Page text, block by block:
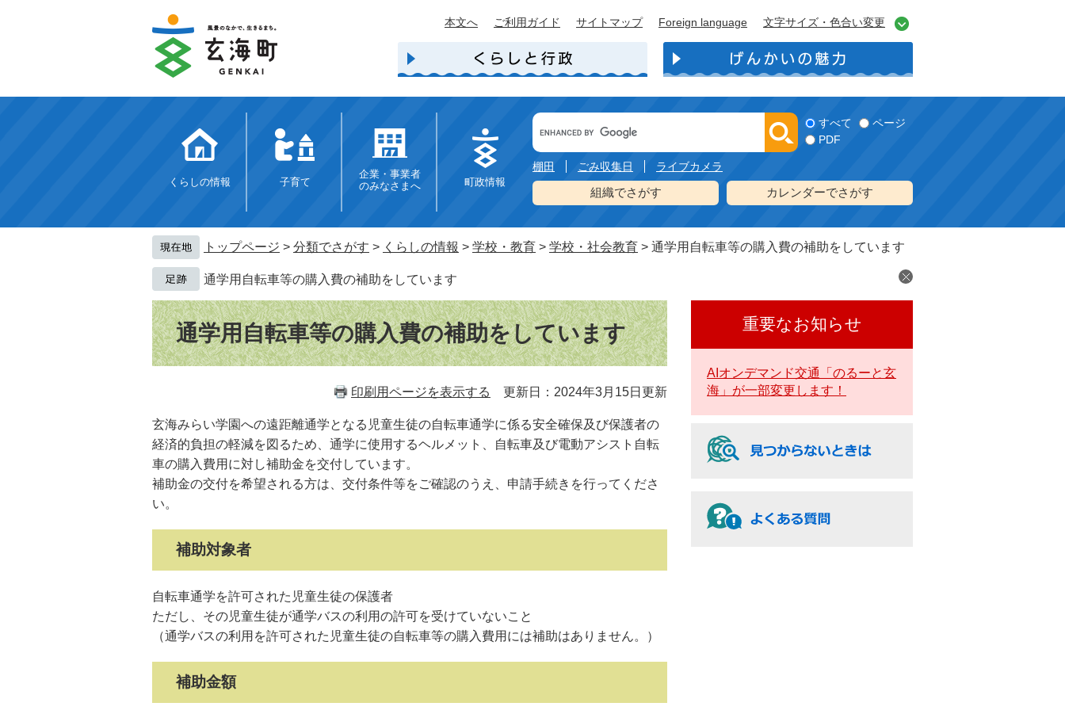
本文へ ご利用ガイド サイトマップ Foreign language 文字サイズ・色合い変更
くらしの情報 子育て
企業・事業者
のみなさまへ
町政情報
Google
カ
ス
タ
ム
検
索
すべて
ページ
PDF
棚田 ごみ収集日 ライブカメラ
組織でさがす カレンダーでさがす
トップページ > 分類でさがす > くらしの情報 > 学校・教育 > 学校・社会教育 > 通学用自転車等の購入費の補助をしています
通学用自転車等の購入費の補助をしています
本
文
通学用自転車等の購入費の補助をしています
印刷用ページを表示する 更新日：2024年3月15日更新
玄海みらい学園への遠距離通学となる児童生徒の自転車通学に係る安全確保及び保護者の
経済的負担の軽減を図るため、通学に使用するヘルメット、自転車及び電動アシスト自転
車の購入費用に対し補助金を交付しています。
補助金の交付を希望される方は、交付条件等をご確認のうえ、申請手続きを行ってくださ
い。
補助対象者
自転車通学を許可された児童生徒の保護者
ただし、その児童生徒が通学バスの利用の許可を受けていないこと
（通学バスの利用を許可された児童生徒の自転車等の購入費用には補助はありません。）
補助金額
重要なお知らせ
AIオンデマンド交通「のるーと玄
海」が一部変更します！